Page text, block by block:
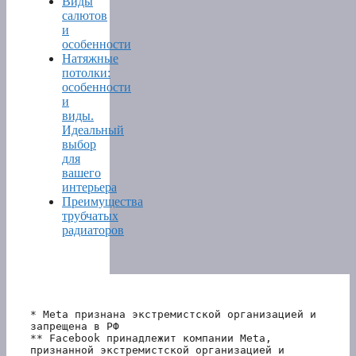
салютов
и
особенности
Натяжные
потолки:
особенности
и
виды.
Идеальный
выбор
для
вашего
интерьера
Преимущества
трубчатых
радиаторов
* Meta признана экстремистской организацией и
запрещена в РФ
** Facebook принадлежит компании Meta,
признанной экстремистской организацией и